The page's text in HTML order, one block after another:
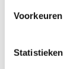
Voorkeuren
Statistieken